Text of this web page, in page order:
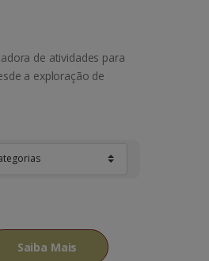
de atividades para
a exploração de
Saiba Mais